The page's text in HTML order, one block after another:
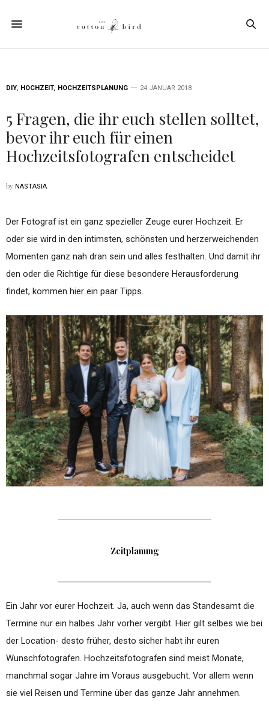
DIY, HOCHZEIT, HOCHZEITSPLANUNG 24 JANUAR 2018
5 Fragen, die ihr euch stellen solltet,
bevor ihr euch für einen
Hochzeitsfotografen entscheidet
by NASTASIA
Der Fotograf ist ein ganz spezieller Zeuge eurer Hochzeit. Er
oder sie wird in den intimsten, schönsten und herzerweichenden
Momenten ganz nah dran sein und alles festhalten. Und damit ihr
den oder die Richtige für diese besondere Herausforderung
findet, kommen hier ein paar Tipps.
Zeitplanung
Ein Jahr vor eurer Hochzeit. Ja, auch wenn das Standesamt die
Termine nur ein halbes Jahr vorher vergibt. Hier gilt selbes wie bei
der Location- desto früher, desto sicher habt ihr euren
Wunschfotografen. Hochzeitsfotografen sind meist Monate,
manchmal sogar Jahre im Voraus ausgebucht. Vor allem wenn
sie viel Reisen und Termine über das ganze Jahr annehmen.